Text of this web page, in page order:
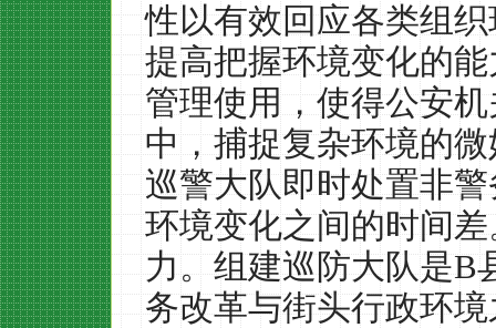
性以有效回应各类组
提高把握环境变化的
管理使用，使得公安
中，捕捉复杂环境的
巡警大队即时处置非
环境变化之间的时间
力。组建巡防大队是B
务改革与街头行政环